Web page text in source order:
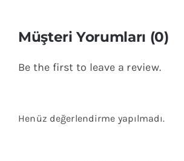
Müşteri Yorumları (0)
Be the first to leave a review.
Henüz değerlendirme yapılmadı.